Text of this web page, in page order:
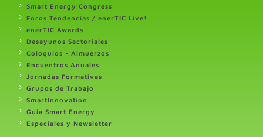
Smart Energy Congress
Foros Tendencias / enerTIC Live!
enerTIC Awards
Desayunos Sectoriales
Coloquios - Almuerzos
Encuentros Anuales
Jornadas Formativas
Grupos de Trabajo
SmartInnovation
Guia Smart Energy
Especiales y Newsletter